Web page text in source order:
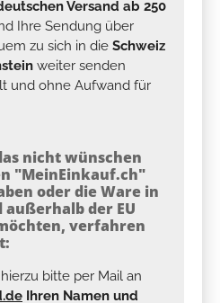
Versand ab 250
Ihre Sendung über
zu sich in die Schweiz
weiter senden
und ohne Aufwand für
nicht wünschen
"MeinEinkauf.ch"
oder die Ware in
außerhalb der EU
verfahren
bitte per Mail an
Ihren Namen und